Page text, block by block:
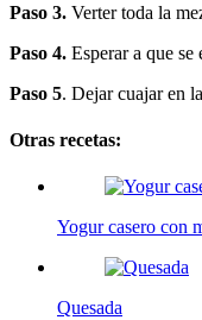
Paso 3. Verter toda la
Paso 4. Esperar a que
Paso 5. Dejar cuajar en
Otras recetas:
Yogur casero con
Quesada